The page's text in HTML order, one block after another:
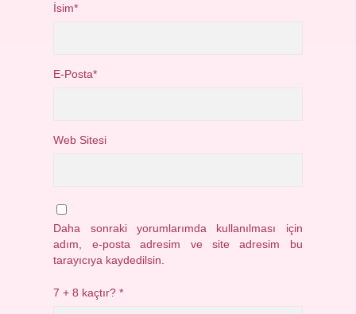
İsim*
E-Posta*
Web Sitesi
Daha sonraki yorumlarımda kullanılması için
adım, e-posta adresim ve site adresim bu
tarayıcıya kaydedilsin.
7 + 8 kaçtır?*